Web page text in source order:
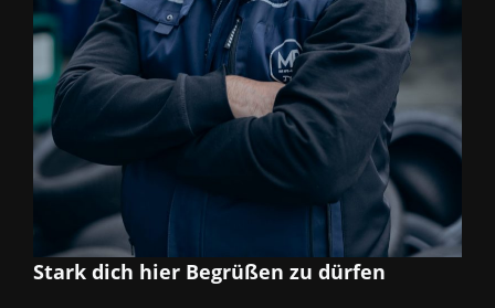
Stark dich hier Begrüßen zu dürfen